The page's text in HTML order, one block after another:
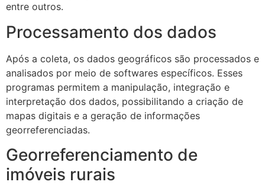
entre outros.
Processamento dos dados
Após a coleta, os dados geográficos são processados e
analisados por meio de softwares específicos. Esses
programas permitem a manipulação, integração e
interpretação dos dados, possibilitando a criação de
mapas digitais e a geração de informações
georreferenciadas.
Georreferenciamento de
imóveis rurais